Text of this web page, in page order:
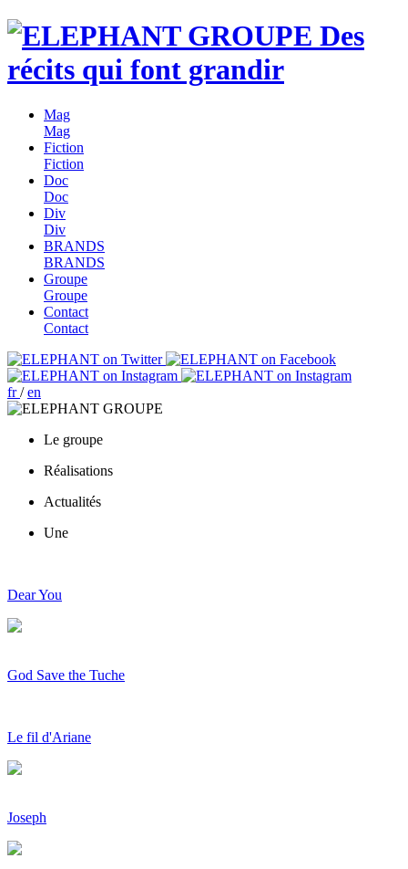
Des
récits qui font grandir
Mag
Mag
Fiction
Fiction
Doc
Doc
Div
Div
BRANDS
BRANDS
Groupe
Groupe
Contact
Contact
fr/ en
Le groupe
Réalisations
Actualités
Une
Dear You
God Save the Tuche
Le fil d'Ariane
Joseph